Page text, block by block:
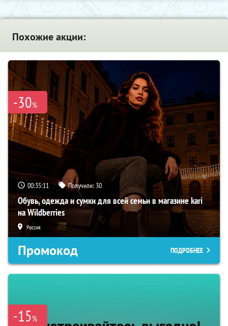
Похожие акции:
-30%
00:35:10 Получили: 30
Обувь, одежда и сумки для всей семьи в магазине kari
на Wildberries
Россия
Промокод ПОДРОБНЕЕ
-15%